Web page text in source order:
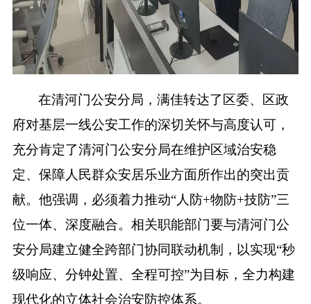
在清河门公安分局，满佳转达了区委、区政
府对基层一线公安工作的深切关怀与高度认可，
充分肯定了清河门公安分局在维护区域治安稳
定、保障人民群众安居乐业方面所作出的突出贡
献。他强调，必须着力推动“人防+物防+技防”三
位一体、深度融合。相关职能部门要与清河门公
安分局建立健全跨部门协同联动机制，以实现“秒
级响应、分钟处置、全程可控”为目标，全力构建
现代化的立体社会治安防控体系。